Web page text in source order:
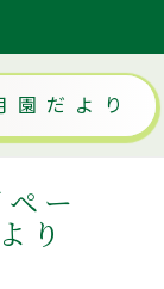
園だより
ー
り